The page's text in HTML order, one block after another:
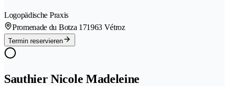
Logopädische Praxis
Promenade du Botza 171963 Vétroz
Termin reservieren
Sauthier Nicole Madeleine